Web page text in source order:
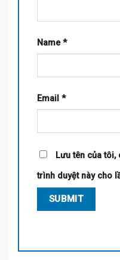
Name*
Email *
Lưu tên của
trình duyệt này cho